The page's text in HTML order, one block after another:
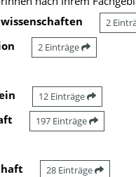
2
2 Einträge
12 Einträge
197 Einträge
28 Einträge